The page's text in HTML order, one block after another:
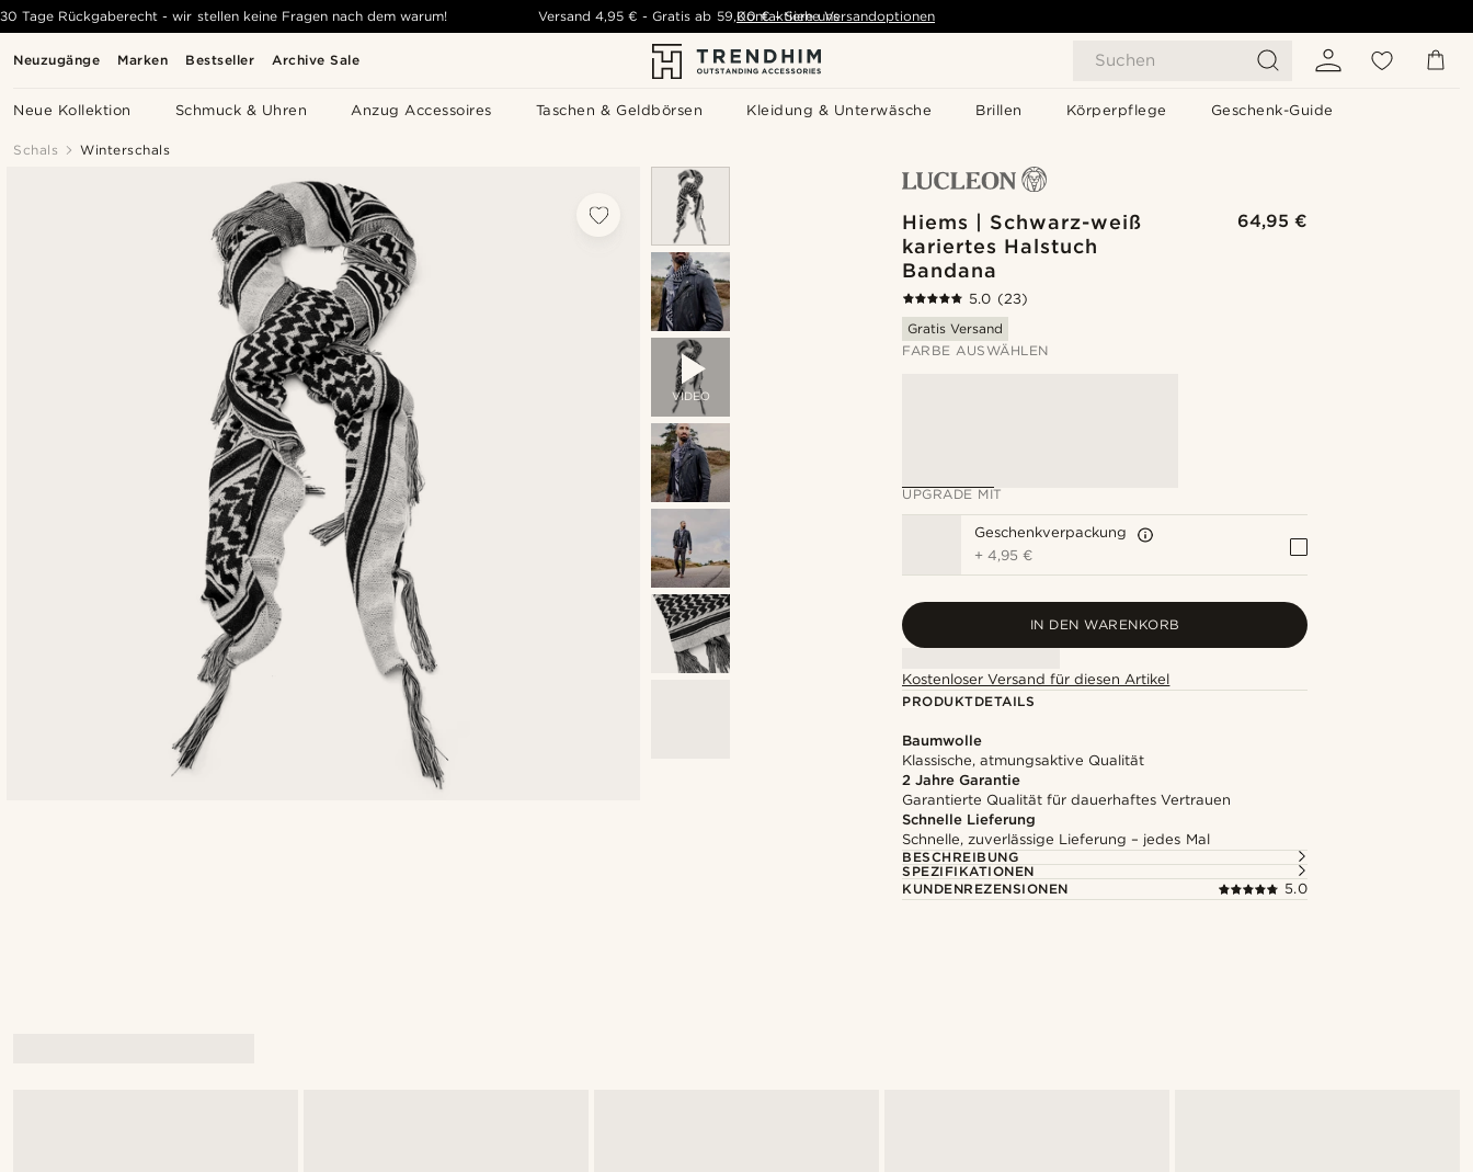
Neuzugänge Marken Bestseller Archive Sale Suchen
Neue Kollektion Schmuck & Uhren Anzug Accessoires Taschen & Geldbörsen Kleidung & Unterwäsche Brillen Körperpflege Geschenk-Guide
30 Tage Rückgaberecht - wir stellen keine Fragen nach dem warum! Versand 4,95 € -Gratis ab 59,00 € - Siehe Versandoptionen
Kontaktiere uns
Schals Winterschals
VIDEO
Hiems | Schwarz-weiß
kariertes Halstuch
Bandana
64,95 €
5.0 (23)
Gratis Versand
FARBE AUSWÄHLEN
UPGRADE MIT
Geschenkverpackung
+4,95 €
IN DEN WARENKORB
Kostenloser Versand für diesen Artikel
PRODUKTDETAILS
Baumwolle
Klassische, atmungsaktive Qualität
2 Jahre Garantie
Garantierte Qualität für dauerhaftes Vertrauen
Schnelle Lieferung
Schnelle, zuverlässige Lieferung – jedes Mal
BESCHREIBUNG
SPEZIFIKATIONEN
KUNDENREZENSIONEN
5.0